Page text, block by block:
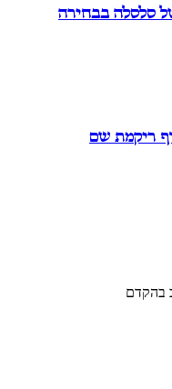
סלסלה בבחירה
בהקדם